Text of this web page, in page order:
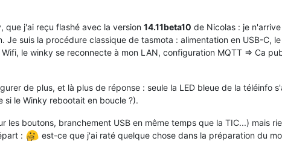
que j'ai reçu flashé avec la version 14.11beta10 de Nicolas : je
Je suis la procédure classique de tasmota : alimentation en USB-C,
le winky se reconnecte à mon LAN, configuration MQTT => Ca
de plus, et là plus de réponse : seule la LED bleue de la téléinfo
si le Winky rebootait en boucle ?).
les boutons, branchement USB en même temps que la TIC...) mais
:
est-ce que j'ai raté quelque chose dans la préparation du